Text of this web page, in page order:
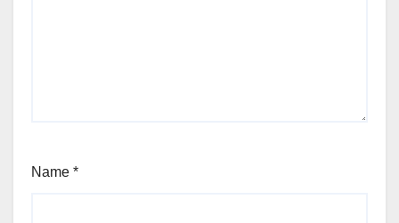
Name *